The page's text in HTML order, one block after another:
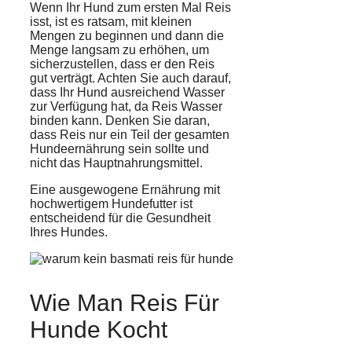
Wenn Ihr Hund zum ersten Mal Reis
isst, ist es ratsam, mit kleinen
Mengen zu beginnen und dann die
Menge langsam zu erhöhen, um
sicherzustellen, dass er den Reis
gut verträgt. Achten Sie auch darauf,
dass Ihr Hund ausreichend Wasser
zur Verfügung hat, da Reis Wasser
binden kann. Denken Sie daran,
dass Reis nur ein Teil der gesamten
Hundeernährung sein sollte und
nicht das Hauptnahrungsmittel.
Eine ausgewogene Ernährung mit
hochwertigem Hundefutter ist
entscheidend für die Gesundheit
Ihres Hundes.
Wie Man Reis Für
Hunde Kocht